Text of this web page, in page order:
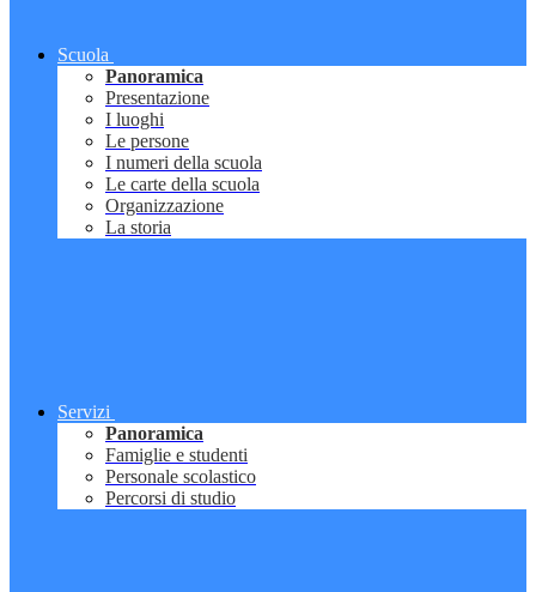
Scuola
Panoramica
Presentazione
I luoghi
Le persone
I numeri della scuola
Le carte della scuola
Organizzazione
La storia
Servizi
Panoramica
Famiglie e studenti
Personale scolastico
Percorsi di studio